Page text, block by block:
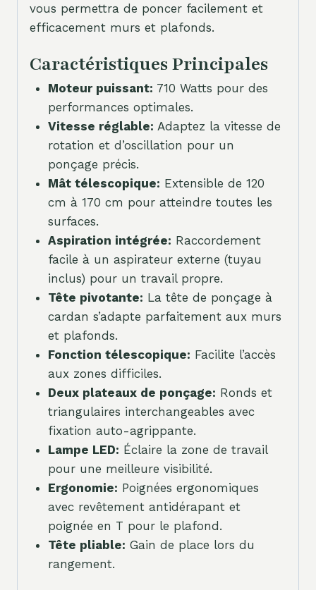
vous permettra de poncer facilement et
efficacement murs et plafonds.
Caractéristiques Principales
Moteur puissant: 710 Watts pour des
performances optimales.
Vitesse réglable: Adaptez la vitesse de
rotation et d’oscillation pour un
ponçage précis.
Mât télescopique: Extensible de 120
cm à 170 cm pour atteindre toutes les
surfaces.
Aspiration intégrée: Raccordement
facile à un aspirateur externe (tuyau
inclus) pour un travail propre.
Tête pivotante: La tête de ponçage à
cardan s’adapte parfaitement aux murs
et plafonds.
Fonction télescopique: Facilite l’accès
aux zones difficiles.
Deux plateaux de ponçage: Ronds et
triangulaires interchangeables avec
fixation auto-agrippante.
Lampe LED: Éclaire la zone de travail
pour une meilleure visibilité.
Ergonomie: Poignées ergonomiques
avec revêtement antidérapant et
poignée en T pour le plafond.
Tête pliable: Gain de place lors du
rangement.